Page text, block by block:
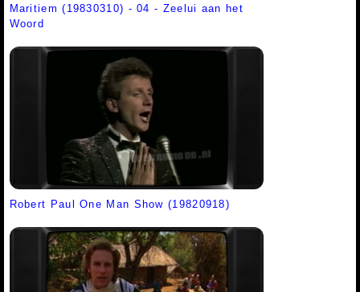
Maritiem (19830310) - 04 - Zeelui aan het
Woord
Robert Paul One Man Show (19820918)